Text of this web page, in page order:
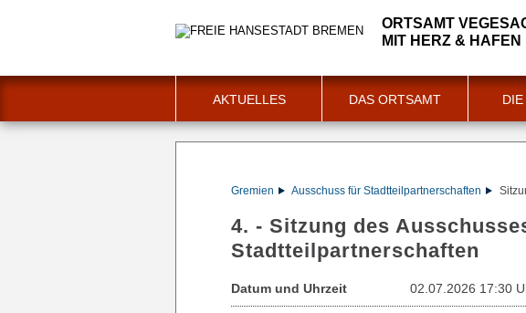
ORTSAMT
MIT HERZ & HAFEN
AKTUELLES DAS ORTSAMT
Gremien Ausschuss für Stadtteilpartnerschaften
4. - Sitzung des
Stadtteilpartnerschaften
Datum und Uhrzeit 02.07.2026 17:30